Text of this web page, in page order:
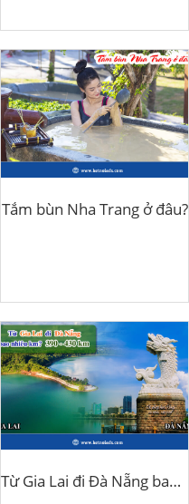
Tắm bùn Nha Trang ở đâu?
Từ Gia Lai đi Đà Nẵng bao nhiêu km?